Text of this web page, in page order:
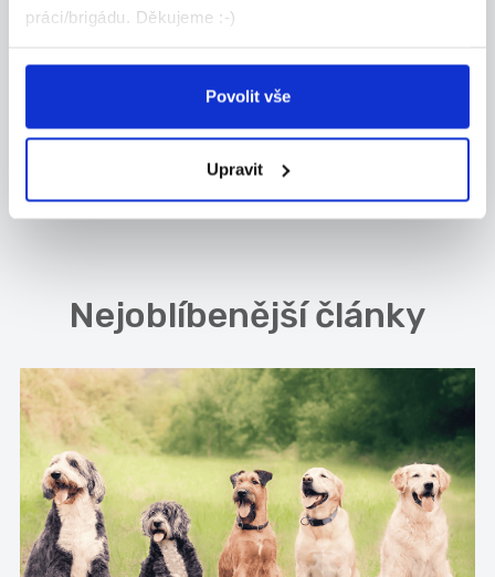
práci/brigádu. Děkujeme :-)
Povolit vše
Upravit
ROZHOVOR S ASISTENTEM
(PROSTŘEDNÍKEM MEZI VEDENÍM A
© Fajn tým, Fajn-brigady.cz 01.12.2015
Nejoblíbenější články